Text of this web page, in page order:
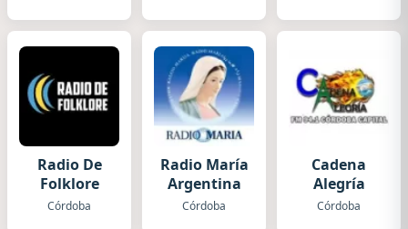
Radio De
Folklore
Córdoba
Radio María
Argentina
Córdoba
Cadena
Alegría
Córdoba